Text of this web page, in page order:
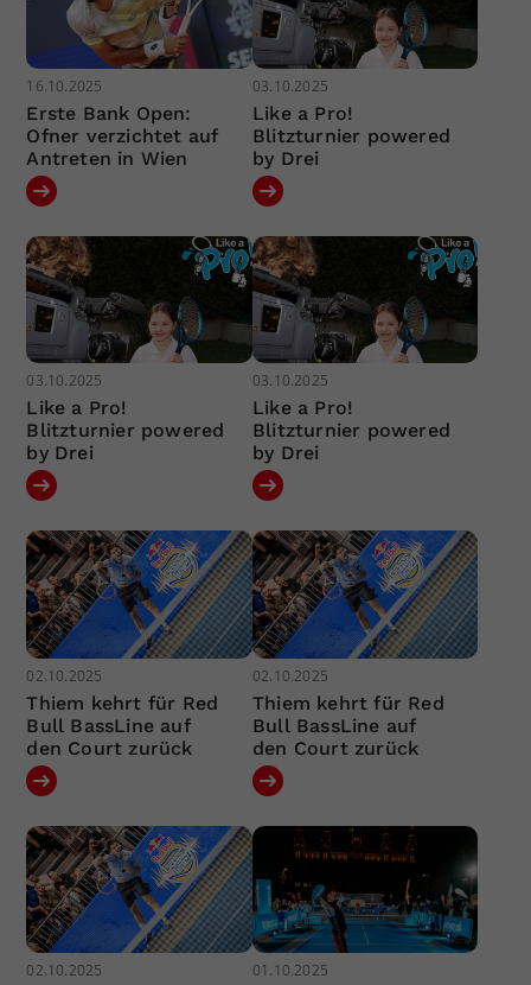
16.10.2025
Erste Bank Open:
Ofner verzichtet auf
Antreten in Wien
03.10.2025
Like a Pro!
Blitzturnier powered
by Drei
03.10.2025
Like a Pro!
Blitzturnier powered
by Drei
03.10.2025
Like a Pro!
Blitzturnier powered
by Drei
02.10.2025
Thiem kehrt für Red
Bull BassLine auf
den Court zurück
02.10.2025
Thiem kehrt für Red
Bull BassLine auf
den Court zurück
02.10.2025 01.10.2025